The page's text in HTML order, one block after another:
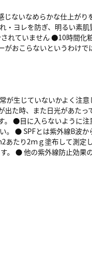
ないなめらかな仕上が
ヨレを防ぎ、明るい素
れていません ●10時間
おこらないというわけ
生じていないかよく注
た時、また日光があた
。 ●目に入らないように
● SPFとは紫外線B波
あたり2ｍｇ塗布して測定
。 ● 他の紫外線防止効果